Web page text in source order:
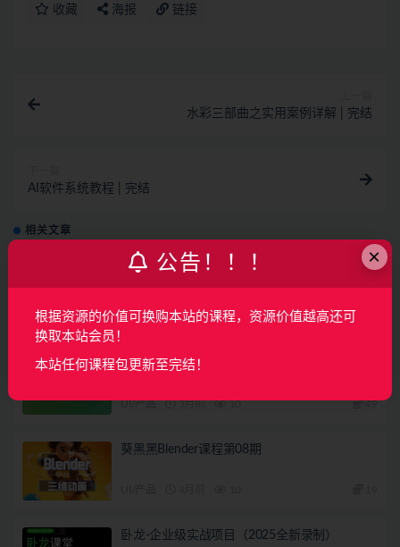
收藏 海报 链接
水彩三部曲之实用案例详解 | 完结
AI软件系统教程 | 完结
相关文章
AI产品经理特训营（完结）
AI 2月前 149
覆盖车载投屏、多媒体、智能语音等核心功能
UI/产品 3月前 10 49
葵黑黑Blender课程第08期
卧龙-企业级实战项目（2025全新录制）
×
公告！！！
根据资源的价值可换购本站的课程，资源价值越高还可
换取本站会员！
本站任何课程包更新至完结！